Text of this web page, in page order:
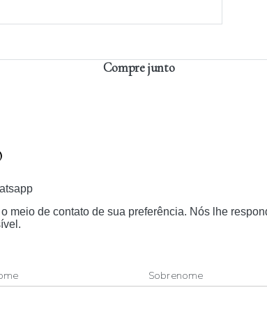
Compre junto
meio de contato de sua preferência. Nós lhe
Sobrenome